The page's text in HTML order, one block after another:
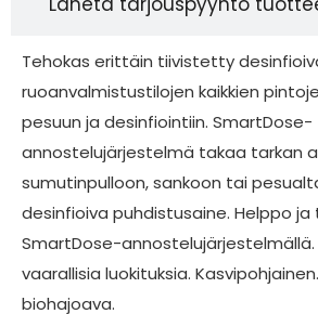
Tehokas erittäin tiivistetty
ruoanvalmistustilojen kaikkien
pesuun ja desinfiointiin. SmartDose-
annostelujärjestelmä takaa tarkan
sumutinpulloon, sankoon tai
desinfioiva puhdistusaine. Helppo
SmartDose-annostelujärjestelmällä.
vaarallisia luokituksia. Kasvipohjainen.
biohajoava.